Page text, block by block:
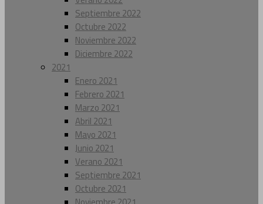
Septiembre 2022
Octubre 2022
Noviembre 2022
Diciembre 2022
2021
Enero 2021
Febrero 2021
Marzo 2021
Abril 2021
Mayo 2021
Junio 2021
Verano 2021
Septiembre 2021
Octubre 2021